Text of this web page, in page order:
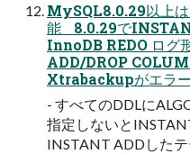
MySQL8.0.29以上
能 8.0.29で
InnoDB REDO ロ
ADD/DROP
Xtrabackupがエラ
- すべてのDDLに
指定しないと
INSTANT ADDした